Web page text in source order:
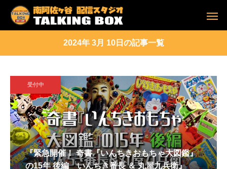
2024年 3月 10日の記事一覧
受付中
『緊急開催！ 奇書『いんちきおもちゃ大図鑑』
の15年 後編 いんちき番長 ＆ 丸屋九兵衛』